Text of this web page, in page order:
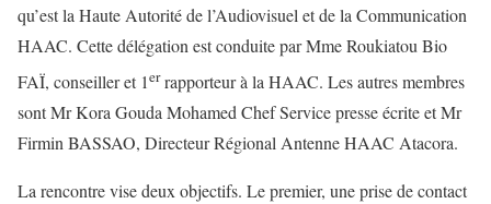
qu’est la Haute Autorité de l’Audiovisuel et de la Communication
HAAC. Cette délégation est conduite par Mme Roukiatou Bio
FAÏ, conseiller et 1errapporteur à la HAAC. Les autres membres
sont Mr Kora Gouda Mohamed Chef Service presse écrite et Mr
Firmin BASSAO, Directeur Régional Antenne HAAC Atacora.
La rencontre vise deux objectifs. Le premier, une prise de contact